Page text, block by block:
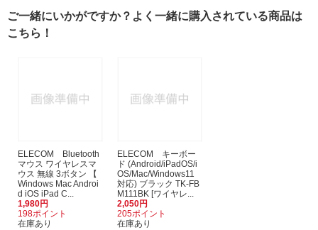
ご一緒にいかがですか？よく一緒に購入されている商品は
こちら！
ELECOM Bluetooth
マウス ワイヤレスマ
ウス 無線 3ボタン 【
Windows Mac Androi
d iOS iPad C...
1,980円
198ポイント
在庫あり
ELECOM キーボー
ド (Android/iPadOS/i
OS/Mac/Windows11
対応) ブラック TK-FB
M111BK [ワイヤレ...
2,050円
205ポイント
在庫あり